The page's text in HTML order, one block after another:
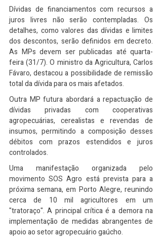
Dívidas de financiamentos com recursos a
juros livres não serão contempladas. Os
detalhes, como valores das dívidas e limites
dos descontos, serão definidos em decreto.
As MPs devem ser publicadas até quarta-
feira (31/7). O ministro da Agricultura, Carlos
Fávaro, destacou a possibilidade de remissão
total da dívida para os mais afetados.
Outra MP futura abordará a repactuação de
dívidas privadas com cooperativas
agropecuárias, cerealistas e revendas de
insumos, permitindo a composição desses
débitos com prazos estendidos e juros
controlados.
Uma manifestação organizada pelo
movimento SOS Agro está prevista para a
próxima semana, em Porto Alegre, reunindo
cerca de 10 mil agricultores em um
"tratoraço". A principal crítica é a demora na
implementação de medidas abrangentes de
apoio ao setor agropecuário gaúcho.